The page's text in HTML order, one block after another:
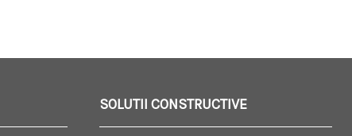
SOLUTII CONSTRUCTIVE